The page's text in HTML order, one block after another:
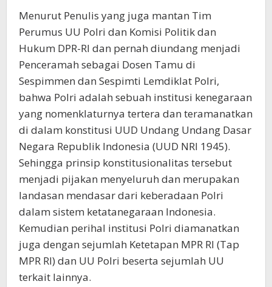
Menurut Penulis yang juga mantan Tim
Perumus UU Polri dan Komisi Politik dan
Hukum DPR-RI dan pernah diundang menjadi
Penceramah sebagai Dosen Tamu di
Sespimmen dan Sespimti Lemdiklat Polri,
bahwa Polri adalah sebuah institusi kenegaraan
yang nomenklaturnya tertera dan teramanatkan
di dalam konstitusi UUD Undang Undang Dasar
Negara Republik Indonesia (UUD NRI 1945).
Sehingga prinsip konstitusionalitas tersebut
menjadi pijakan menyeluruh dan merupakan
landasan mendasar dari keberadaan Polri
dalam sistem ketatanegaraan Indonesia.
Kemudian perihal institusi Polri diamanatkan
juga dengan sejumlah Ketetapan MPR RI (Tap
MPR RI) dan UU Polri beserta sejumlah UU
terkait lainnya.